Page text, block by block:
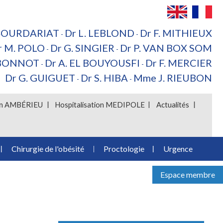
- Dr L. LEBLOND - Dr F. MITHIEUX
M. POLO - Dr G. SINGIER - Dr P. VAN BOX SOM
- Dr A. EL BOUYOUSFI - Dr F. MERCIER
Dr G. GUIGUET - Dr S. HIBA - Mme J. RIEUBON
AMBÉRIEU Hospitalisation MEDIPOLE Actualités
Chirurgie de l'obésité Proctologie Urgence
Espace membre